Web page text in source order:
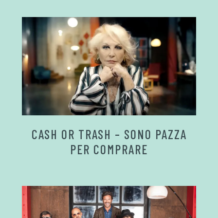
CASH OR TRASH – SONO PAZZA
PER COMPRARE